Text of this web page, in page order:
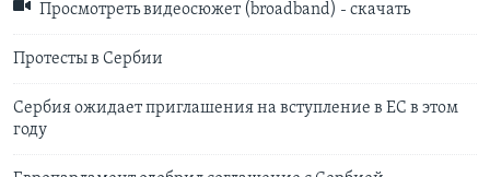
Просмотреть видеосюжет (broadband) - скачать
Протесты в Сербии
Сербия ожидает приглашения на вступление в ЕС в этом
году